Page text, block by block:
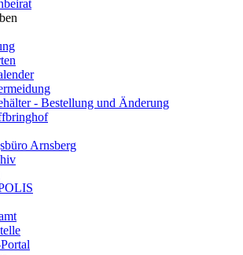
- Bestellung und Änderung
Arnsberg